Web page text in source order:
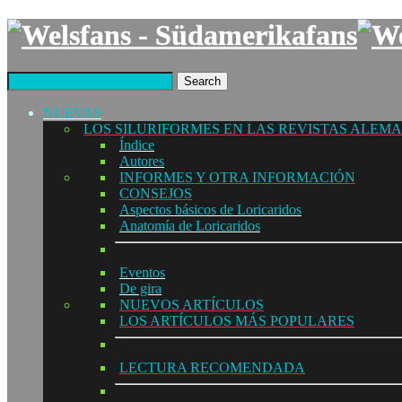
Search
NUEVAS
LOS SILURIFORMES EN LAS REVISTAS
Índice
Autores
INFORMES Y OTRA INFORMACIÓN
CONSEJOS
Aspectos básicos de Loricaridos
Anatomía de Loricaridos
Eventos
De gira
NUEVOS ARTÍCULOS
LOS ARTÍCULOS MÁS POPULARES
LECTURA RECOMENDADA